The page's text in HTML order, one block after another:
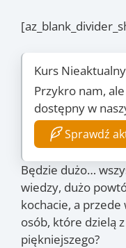
Kurs Nieaktualny
Przykro nam,
dostępny w
Sprawdź
Będzie dużo…
wiedzy, dużo
kochacie, a
osób, które dzielą
piękniejszego?